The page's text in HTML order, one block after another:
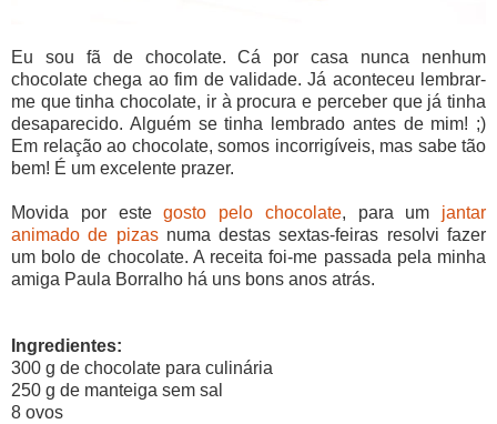
Eu sou fã de chocolate. Cá por casa nunca nenhum
chocolate chega ao fim de validade. Já aconteceu lembrar-
me que tinha chocolate, ir à procura e perceber que já tinha
desaparecido. Alguém se tinha lembrado antes de mim! ;)
Em relação ao chocolate, somos incorrigíveis, mas sabe tão
bem! É um excelente prazer.
Movida por estegosto pelo chocolate, para um jantar
animado de pizasnuma destas sextas-feiras resolvi fazer
um bolo de chocolate. A receita foi-me passada pela minha
amiga Paula Borralho há uns bons anos atrás.
Ingredientes:
300 g de chocolate para culinária
250 g de manteiga sem sal
8 ovos